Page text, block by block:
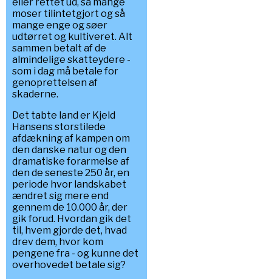
moser tilintetgjort og så
mange enge og søer
udtørret og kultiveret. Alt
sammen betalt af de
almindelige skatteydere -
som i dag må betale for
genoprettelsen af
skaderne.
Det tabte land er Kjeld
Hansens storstilede
afdækning af kampen om
den danske natur og den
dramatiske forarmelse af
den de seneste 250 år, en
periode hvor landskabet
ændret sig mere end
gennem de 10.000 år, der
gik forud. Hvordan gik det
til, hvem gjorde det, hvad
drev dem, hvor kom
pengene fra - og kunne det
overhovedet betale sig?